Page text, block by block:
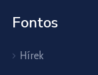
Fontos
Hírek